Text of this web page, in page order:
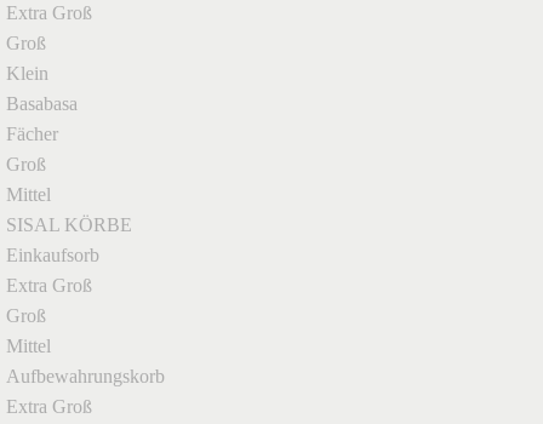
Extra Groß
Groß
Klein
Basabasa
Fächer
Groß
Mittel
SISAL KÖRBE
Einkaufsorb
Extra Groß
Groß
Mittel
Aufbewahrungskorb
Extra Groß